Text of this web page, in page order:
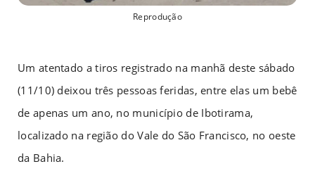
Reprodução
Um atentado a tiros registrado na manhã deste sábado
(11/10) deixou três pessoas feridas, entre elas um bebê
de apenas um ano, no município de Ibotirama,
localizado na região do Vale do São Francisco, no oeste
da Bahia.